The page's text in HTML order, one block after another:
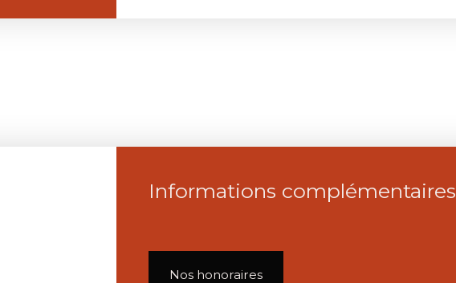
Informations complémentaires
Nos honoraires